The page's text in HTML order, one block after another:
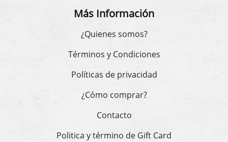
Más Información
¿Quienes somos?
Términos y Condiciones
Políticas de privacidad
¿Cómo comprar?
Contacto
Politica y término de Gift Card